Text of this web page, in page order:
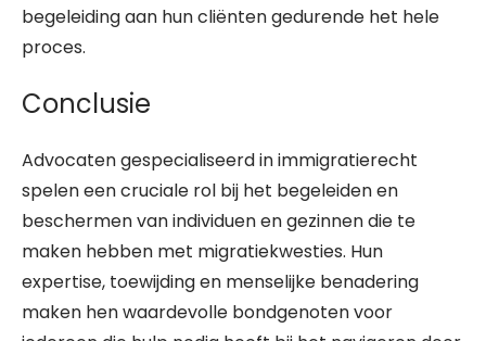
begeleiding aan hun cliënten gedurende het hele
proces.
Conclusie
Advocaten gespecialiseerd in immigratierecht
spelen een cruciale rol bij het begeleiden en
beschermen van individuen en gezinnen die te
maken hebben met migratiekwesties. Hun
expertise, toewijding en menselijke benadering
maken hen waardevolle bondgenoten voor